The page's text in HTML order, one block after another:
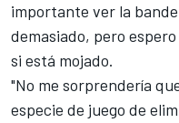
importante ver la
demasiado, pero
si está mojado.
"No me sorprendería
especie de juego de